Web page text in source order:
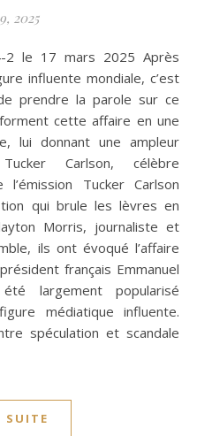
2025
influente mondiale, c’est
prendre la parole sur ce
cette affaire en une
lui donnant une ampleur
Carlson, célèbre
Tucker Carlson
qui brule les lèvres en
Morris, journaliste et
ils ont évoqué l’affaire
français Emmanuel
largement popularisé
médiatique influente.
spéculation et scandale
SUITE